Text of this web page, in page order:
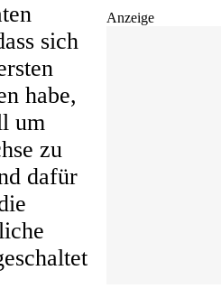
Anzeige
sich
habe,
um
zu
dafür